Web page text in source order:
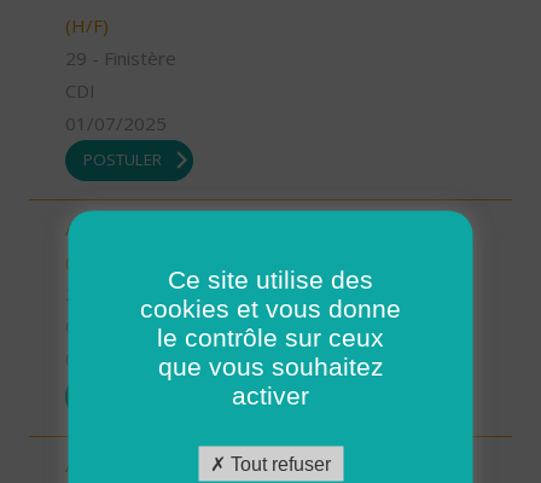
(H/F)
29 - Finistère
CDI
01/07/2025
POSTULER
Aide à domicile - Secteur de Gouesnou - CDI
(H/F)
29 - Finistère
01/07/2025
Auxiliaire de Vie Sociale/Accompagnant Educatif
Ce site utilise des
cookies et vous donne
le contrôle sur ceux
que vous souhaitez
activer
Tout refuser